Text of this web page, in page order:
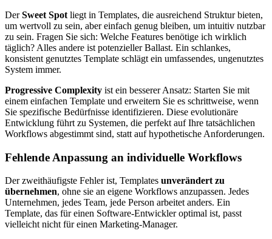
DerSweet Spot liegt in Templates, die ausreichend Struktur bieten,
um wertvoll zu sein, aber einfach genug bleiben, um intuitiv nutzbar
zu sein. Fragen Sie sich: Welche Features benötige ich wirklich
täglich? Alles andere ist potenzieller Ballast. Ein schlankes,
konsistent genutztes Template schlägt ein umfassendes, ungenutztes
System immer.
Progressive Complexity ist ein besserer Ansatz: Starten Sie mit
einem einfachen Template und erweitern Sie es schrittweise, wenn
Sie spezifische Bedürfnisse identifizieren. Diese evolutionäre
Entwicklung führt zu Systemen, die perfekt auf Ihre tatsächlichen
Workflows abgestimmt sind, statt auf hypothetische Anforderungen.
Fehlende Anpassung an individuelle Workflows
Der zweithäufigste Fehler ist, Templates unverändert zu
übernehmen, ohne sie an eigene Workflows anzupassen. Jedes
Unternehmen, jedes Team, jede Person arbeitet anders. Ein
Template, das für einen Software-Entwickler optimal ist, passt
vielleicht nicht für einen Marketing-Manager.